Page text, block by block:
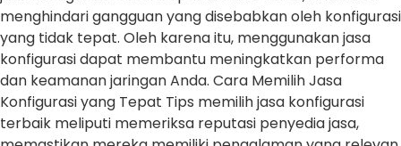
menghindari gangguan yang disebabkan oleh konfigurasi
yang tidak tepat. Oleh karena itu, menggunakan jasa
konfigurasi dapat membantu meningkatkan performa
dan keamanan jaringan Anda. Cara Memilih Jasa
Konfigurasi yang Tepat Tips memilih jasa konfigurasi
terbaik meliputi memeriksa reputasi penyedia jasa,